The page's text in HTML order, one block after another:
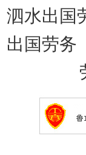
泗水出国
出国劳务